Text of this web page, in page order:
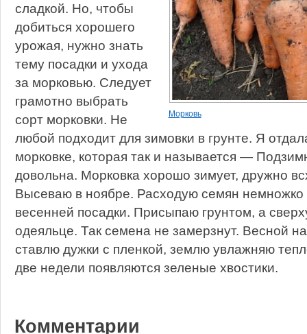
Морковь
сладкой. Но, чтобы
добиться хорошего
урожая, нужно знать
тему посадки и ухода
за морковью. Следует
грамотно выбрать
сорт морковки. Не
любой подходит для зимовки в грунте. Я
морковке, которая так и называется —
довольна. Морковка хорошо зимует, дружно
Высеваю в ноябре. Расходую семян
весенней посадки. Присыпаю грунтом, а
одеяльце. Так семена не замерзнут. Весной
ставлю дужки с пленкой, землю увлажняю
две недели появляются зеленые хвостики.
Комментарии